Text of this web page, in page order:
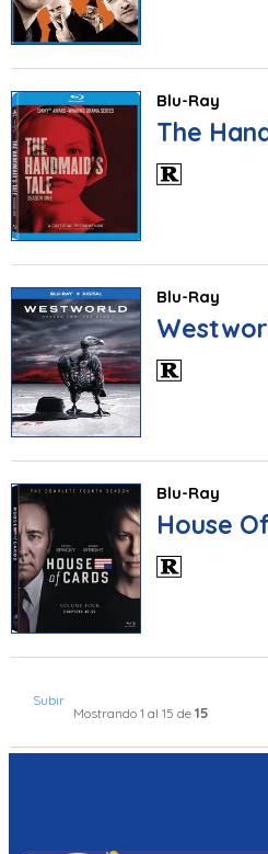
Blu-Ray
The
Blu-Ray
Blu-Ray
House
Subir
Mostrando 1 al 15 de 15